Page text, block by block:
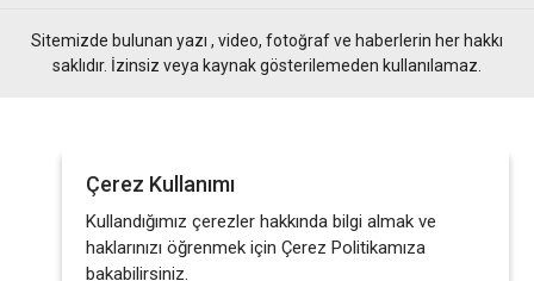
Sitemizde bulunan yazı , video, fotoğraf ve haberlerin her hakkı
saklıdır. İzinsiz veya kaynak gösterilemeden kullanılamaz.
Çerez Kullanımı
Kullandığımız çerezler hakkında bilgi almak ve
haklarınızı öğrenmek için Çerez Politikamıza
bakabilirsiniz.